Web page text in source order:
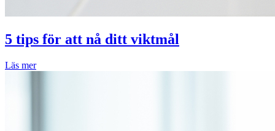
5 tips för att nå ditt viktmål
Läs mer